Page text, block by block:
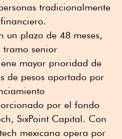
tradicionalmente
un plazo de 48 meses,
tramo senior
mayor prioridad de
de pesos aportado por
por el fondo
SixPoint Capital. Con
mexicana opera por